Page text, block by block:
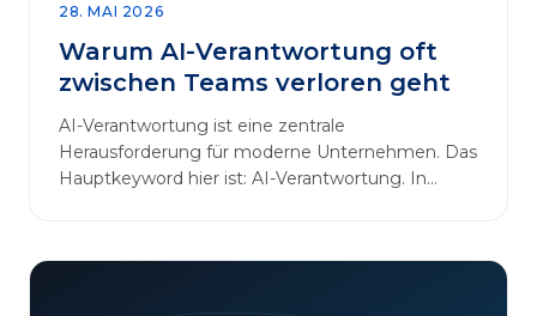
28. MAI 2026
Warum AI-Verantwortung oft
zwischen Teams verloren geht
AI-Verantwortung ist eine zentrale
Herausforderung für moderne Unternehmen. Das
Hauptkeyword hier ist: AI-Verantwortung. In